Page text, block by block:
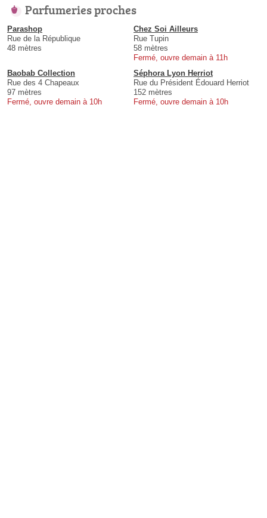
Parfumeries proches
Parashop
Rue de la République
48 mètres
Chez Soi Ailleurs
Rue Tupin
58 mètres
Fermé, ouvre demain à 11h
Baobab Collection
Rue des 4 Chapeaux
97 mètres
Fermé, ouvre demain à 10h
Séphora Lyon Herriot
Rue du Président Édouard Herriot
152 mètres
Fermé, ouvre demain à 10h